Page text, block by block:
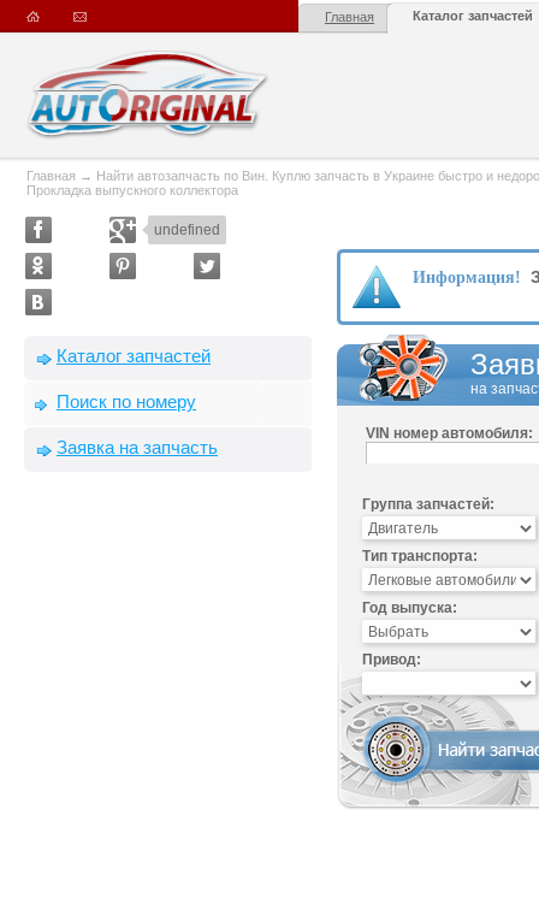
Главная Каталог запчастей
Главная → Найти автозапчасть по Вин. Куплю запчасть в Украине быстро и
Прокладка выпускного коллектора
undefined
Каталог запчастей
Поиск по номеру
Заявка на запчасть
Информация!
на
VIN номер автомобиля:
Группа запчастей:
Тип транспорта:
Год выпуска:
Привод: